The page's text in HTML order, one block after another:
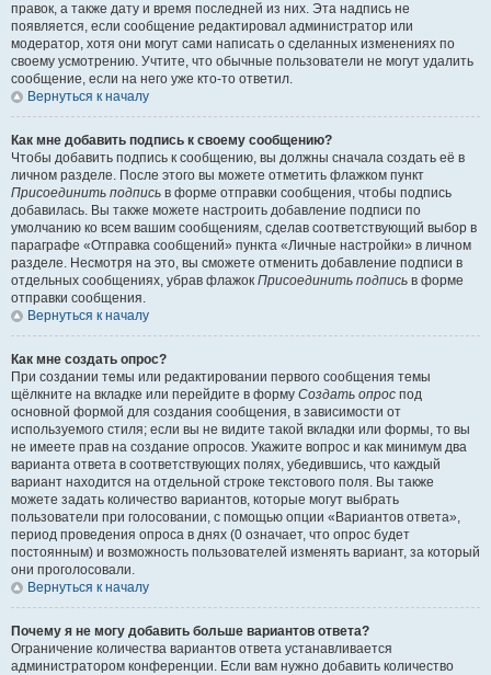
правок, а также дату и время последней из них. Эта надпись не
появляется, если сообщение редактировал администратор или
модератор, хотя они могут сами написать о сделанных изменениях по
своему усмотрению. Учтите, что обычные пользователи не могут удалить
сообщение, если на него уже кто-то ответил.
Вернуться к началу
Как мне добавить подпись к своему сообщению?
Чтобы добавить подпись к сообщению, вы должны сначала создать её в
личном разделе. После этого вы можете отметить флажком пункт
Присоединить подпись в форме отправки сообщения, чтобы подпись
добавилась. Вы также можете настроить добавление подписи по
умолчанию ко всем вашим сообщениям, сделав соответствующий выбор в
параграфе «Отправка сообщений» пункта «Личные настройки» в личном
разделе. Несмотря на это, вы сможете отменить добавление подписи в
отдельных сообщениях, убрав флажок Присоединить подпись в форме
отправки сообщения.
Вернуться к началу
Как мне создать опрос?
При создании темы или редактировании первого сообщения темы
щёлкните на вкладке или перейдите в форму Создать опрос под
основной формой для создания сообщения, в зависимости от
используемого стиля; если вы не видите такой вкладки или формы, то вы
не имеете прав на создание опросов. Укажите вопрос и как минимум два
варианта ответа в соответствующих полях, убедившись, что каждый
вариант находится на отдельной строке текстового поля. Вы также
можете задать количество вариантов, которые могут выбрать
пользователи при голосовании, с помощью опции «Вариантов ответа»,
период проведения опроса в днях (0 означает, что опрос будет
постоянным) и возможность пользователей изменять вариант, за который
они проголосовали.
Вернуться к началу
Почему я не могу добавить больше вариантов ответа?
Ограничение количества вариантов ответа устанавливается
администратором конференции. Если вам нужно добавить количество